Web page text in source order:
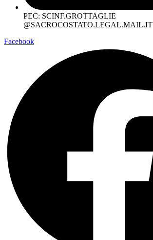
PEC: SCINF.GROTTAGLIE
@SACROCOSTATO.LEGAL.MAIL.IT
Facebook